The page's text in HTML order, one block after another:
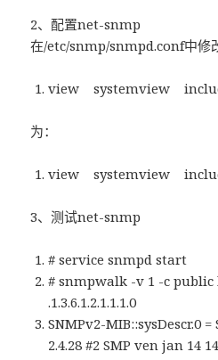
2、配置net-snmp
在/etc/snmp/snmpd.conf中修
view systemview
为：
view systemview
3、测试net-snmp
# service snmpd start
# snmpwalk -v 1 -c public
.1.3.6.1.2.1.1.1.0
SNMPv2-MIB::sysDescr.0
2.4.28 #2 SMP ven jan 14